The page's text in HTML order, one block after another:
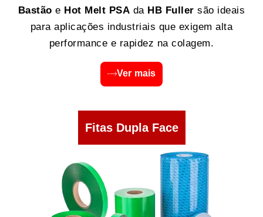
Bastão e Hot Melt PSA da HB Fuller são ideais
para aplicações industriais que exigem alta
performance e rapidez na colagem.
Ver mais
Fitas Dupla Face